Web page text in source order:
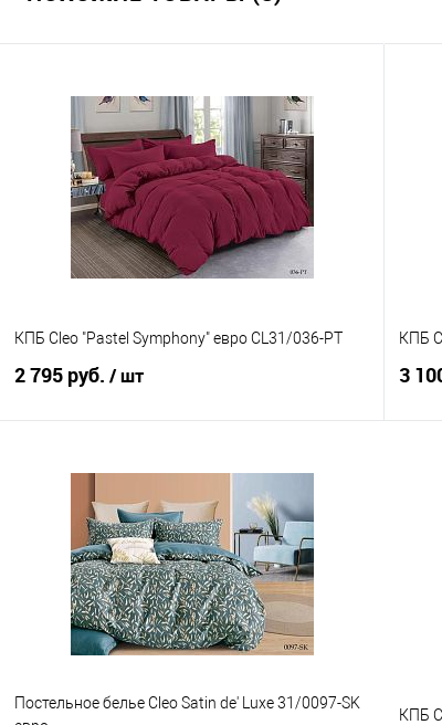
КПБ Cleo "Pastel Symphony" евро CL31/036-PT
2 795 руб. / шт
Купить в 1 клик
Сравнение
В избранное
В наличии
КПБ
3
Постельное белье Cleo Satin de' Luxe 31/0097-SK
КПБ